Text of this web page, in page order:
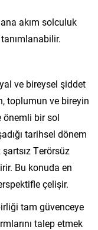
akım solculuk
ve bireysel şiddet
toplumun ve bireyin
önemli bir sol
tarihsel dönem
şartsız Terörsüz
Bu konuda en
çelişir.
tam güvenceye
talep etmek